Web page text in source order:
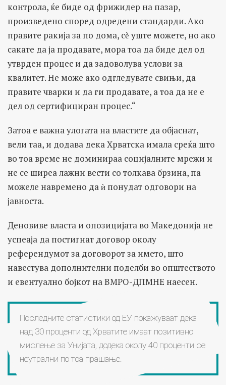
контрола, ќе биде од фрижидер на пазар,
произведено според одредени стандарди. Ако
правите ракија за по дома, сѐ уште можете, но ако
сакате да ја продавате, мора тоа да биде дел од
утврден процес и да задоволува услови за
квалитет. Не може ако одгледувате свињи, да
правите чварки и да ги продавате, а тоа да не е
дел од сертифициран процес.“
Затоа е важна улогата на властите да објаснат,
вели таа, и додава дека Хрватска имала среќа што
во тоа време не доминираа социјалните мрежи и
не се ширеа лажни вести со толкава брзина, па
можеле навремено да ѝ понудат одговори на
јавноста.
Деновиве власта и опозицијата во Македонија не
успеаја да постигнат договор околу
референдумот за договорот за името, што
навестува дополнителни поделби во општеството
и евентуално бојкот на ВМРО-ДПМНЕ наесен.
Последните статистики од ЕУ покажуваат дека
над 30 проценти од Хрватите имаат позитивно
мислење за Унијата, додека околу 40 проценти се
неутрални по тоа прашање.